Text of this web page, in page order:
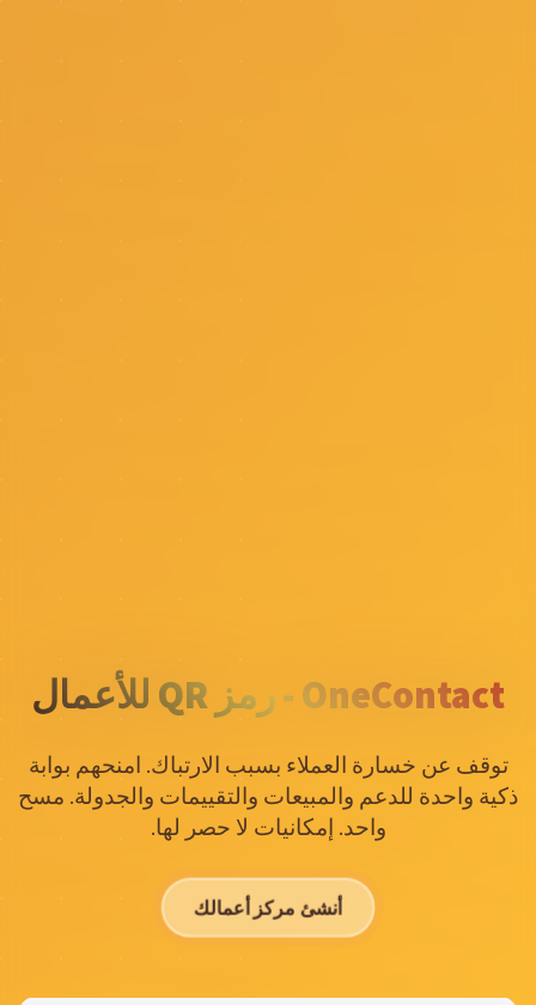
OneContact - رمز QR للأعمال
توقف عن خسارة العملاء بسبب الارتباك. امنحهم بوابة
ذكية واحدة للدعم والمبيعات والتقييمات والجدولة. مسح
واحد. إمكانيات لا حصر لها.
أنشئ مركز أعمالك